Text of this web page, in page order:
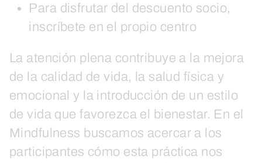
Para disfrutar del descuento socio,
inscríbete en el propio centro
La atención plena contribuye a la mejora
de la calidad de vida, la salud física y
emocional y la introducción de un estilo
de vida que favorezca el bienestar. En el
Mindfulness buscamos acercar a los
participantes cómo esta práctica nos